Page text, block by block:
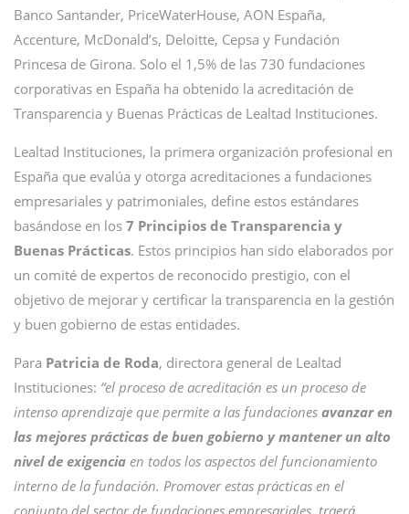
Banco Santander, PriceWaterHouse, AON España,
Accenture, McDonald’s, Deloitte, Cepsa y Fundación
Princesa de Girona. Solo el 1,5% de las 730 fundaciones
corporativas en España ha obtenido la acreditación de
Transparencia y Buenas Prácticas de Lealtad Instituciones.
Lealtad Instituciones, la primera organización profesional en
España que evalúa y otorga acreditaciones a fundaciones
empresariales y patrimoniales, define estos estándares
basándose en los 7 Principios de Transparencia y
Buenas Prácticas. Estos principios han sido elaborados por
un comité de expertos de reconocido prestigio, con el
objetivo de mejorar y certificar la transparencia en la gestión
y buen gobierno de estas entidades.
Para Patricia de Roda, directora general de Lealtad
Instituciones: “el proceso de acreditación es un proceso de
intenso aprendizaje que permite a las fundaciones avanzar en
las mejores prácticas de buen gobierno y mantener un alto
nivel de exigencia en todos los aspectos del funcionamiento
interno de la fundación. Promover estas prácticas en el
conjunto del sector de fundaciones empresariales, traerá